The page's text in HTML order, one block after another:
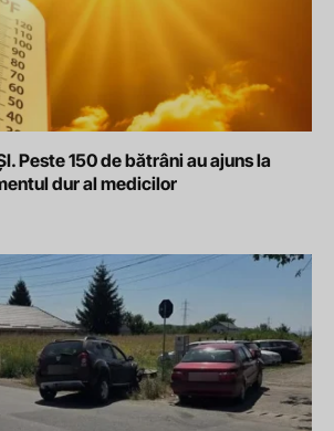
Peste 150 de bătrâni au ajuns la
dur al medicilor